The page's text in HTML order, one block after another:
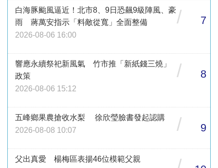
白海豚颱風逼近！北市8、9日恐飆9級陣風、豪
雨 蔣萬安指示「料敵從寬」全面整備
2026-08-06 16:00
/ 7
響應永續祭祀新風氣 竹市推「新紙錢三燒」
政策
2026-08-06 15:12
/ 8
五峰鄉果農搶收水梨 徐欣瑩臉書發起認購
2026-08-08 10:07
/ 9
父出真愛 楊梅區表揚46位模範父親